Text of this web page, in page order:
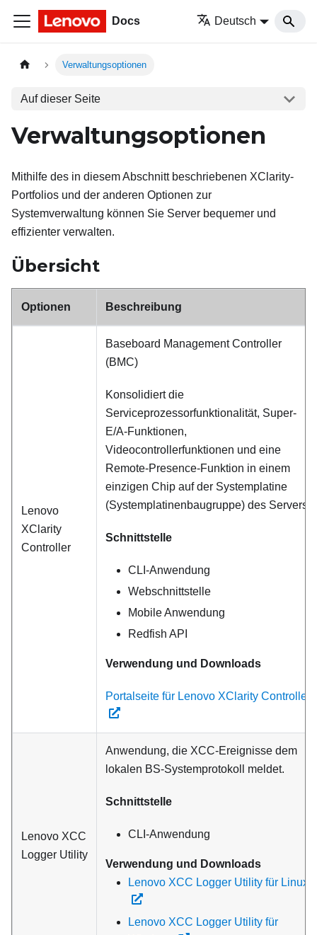
Docs Deutsch
Verwaltungsoptionen
Auf dieser Seite
Verwaltungsoptionen
Mithilfe des in diesem Abschnitt beschriebenen XClarity-
Portfolios und der anderen Optionen zur
Systemverwaltung können Sie Server bequemer und
effizienter verwalten.
Übersicht
Optionen Beschreibung
Lenovo
XClarity
Controller
Baseboard Management Controller
(BMC)
Konsolidiert die
Serviceprozessorfunktionalität, Super-
E/A-Funktionen,
Videocontrollerfunktionen und eine
Remote-Presence-Funktion in einem
einzigen Chip auf der Systemplatine
(Systemplatinenbaugruppe) des Servers.
Schnittstelle
CLI-Anwendung
Webschnittstelle
Mobile Anwendung
Redfish API
Verwendung und Downloads
Portalseite für Lenovo XClarity Controller
Lenovo XCC
Logger Utility
Anwendung, die XCC-Ereignisse dem
lokalen BS-Systemprotokoll meldet.
Schnittstelle
CLI-Anwendung
Verwendung und Downloads
Lenovo XCC Logger Utility für Linux
Lenovo XCC Logger Utility für